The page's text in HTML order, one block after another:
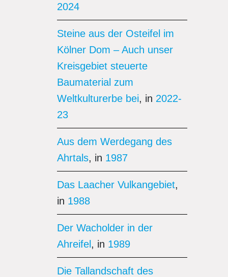
2024
Steine aus der Osteifel im
Kölner Dom – Auch unser
Kreisgebiet steuerte
Baumaterial zum
Weltkulturerbe bei, in 2022-
23
Aus dem Werdegang des
Ahrtals, in 1987
Das Laacher Vulkangebiet,
in 1988
Der Wacholder in der
Ahreifel , in 1989
Die Tallandschaft des